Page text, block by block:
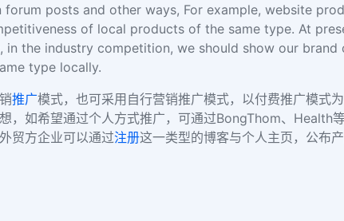
posts and other ways, For example, website
of local products of the same type. At
in the industry competition, we should show our
type locally.
推广模式，也可采用自行营销推广模式，以付费推广模式
，如希望通过个人方式推广，可通过BongThom、Health
贸方企业可以通过注册这一类型的博客与个人主页，公布